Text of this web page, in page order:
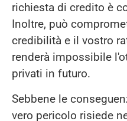
richiesta di credito è
Inoltre, può
credibilità e il vostro
renderà impossibile
privati in futuro.
Sebbene le
vero pericolo risiede